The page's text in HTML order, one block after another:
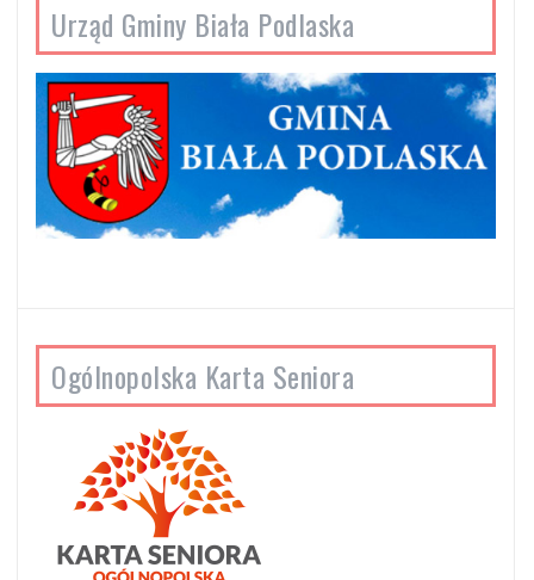
Urząd Gminy Biała Podlaska
Ogólnopolska Karta Seniora